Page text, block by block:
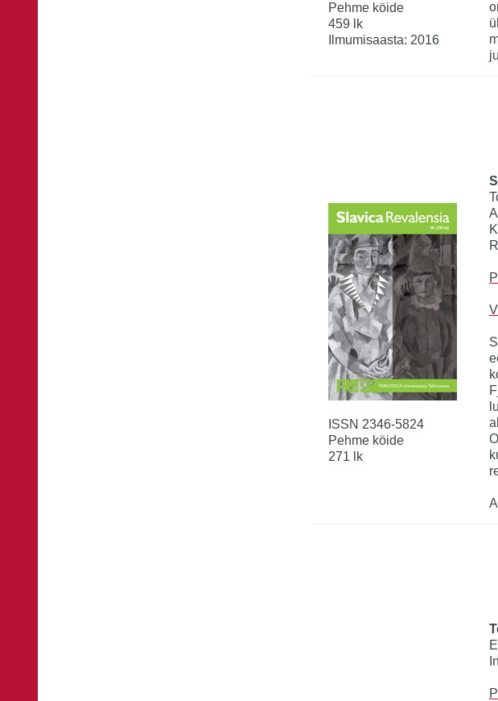
Pehme köide
459 lk
Ilmumisaasta: 2016
ISSN 2346-5824
Pehme köide
271 lk